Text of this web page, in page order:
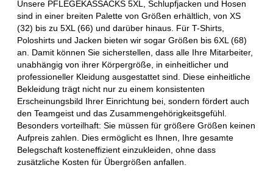
Unsere PFLEGEKASSACKS 5XL, Schlupfjacken und Hosen
sind in einer breiten Palette von Größen erhältlich, von XS
(32) bis zu 5XL (66) und darüber hinaus. Für T-Shirts,
Poloshirts und Jacken bieten wir sogar Größen bis 6XL (68)
an. Damit können Sie sicherstellen, dass alle Ihre Mitarbeiter,
unabhängig von ihrer Körpergröße, in einheitlicher und
professioneller Kleidung ausgestattet sind. Diese einheitliche
Bekleidung trägt nicht nur zu einem konsistenten
Erscheinungsbild Ihrer Einrichtung bei, sondern fördert auch
den Teamgeist und das Zusammengehörigkeitsgefühl.
Besonders vorteilhaft: Sie müssen für größere Größen keinen
Aufpreis zahlen. Dies ermöglicht es Ihnen, Ihre gesamte
Belegschaft kosteneffizient einzukleiden, ohne dass
zusätzliche Kosten für Übergrößen anfallen.